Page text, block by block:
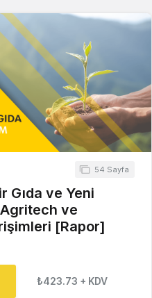
54 Sayfa
Gıda ve Yeni
ve
[Rapor]
₺423.73 + KDV